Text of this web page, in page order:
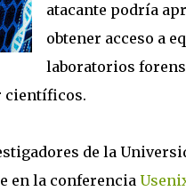
atacante podría
obtener acceso a
laboratorios
científicos.
de la
en la conferencia